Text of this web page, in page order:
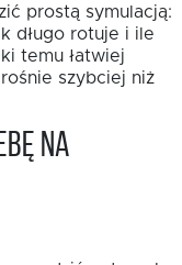
prostą symulacją:
długo rotuje i ile
temu łatwiej
szybciej niż
na